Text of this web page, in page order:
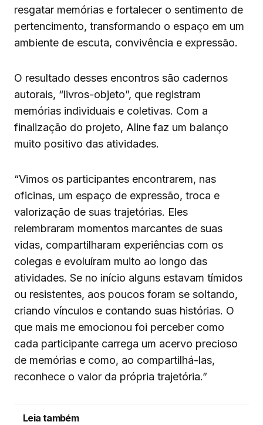
resgatar memórias e fortalecer o sentimento de
pertencimento, transformando o espaço em um
ambiente de escuta, convivência e expressão.
O resultado desses encontros são cadernos
autorais, “livros-objeto”, que registram
memórias individuais e coletivas. Com a
finalização do projeto, Aline faz um balanço
muito positivo das atividades.
“Vimos os participantes encontrarem, nas
oficinas, um espaço de expressão, troca e
valorização de suas trajetórias. Eles
relembraram momentos marcantes de suas
vidas, compartilharam experiências com os
colegas e evoluíram muito ao longo das
atividades. Se no início alguns estavam tímidos
ou resistentes, aos poucos foram se soltando,
criando vínculos e contando suas histórias. O
que mais me emocionou foi perceber como
cada participante carrega um acervo precioso
de memórias e como, ao compartilhá-las,
reconhece o valor da própria trajetória.”
Leia também